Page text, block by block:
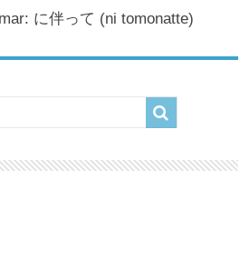
に伴って (ni tomonatte)